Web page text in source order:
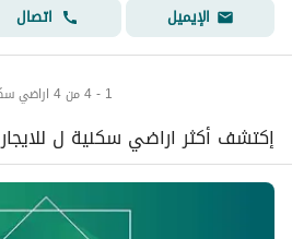
الإيميل
اتصال
1 - 4 من 4 اراضي سكنية
إكتشف أكثر اراضي سكنية ل للايجار